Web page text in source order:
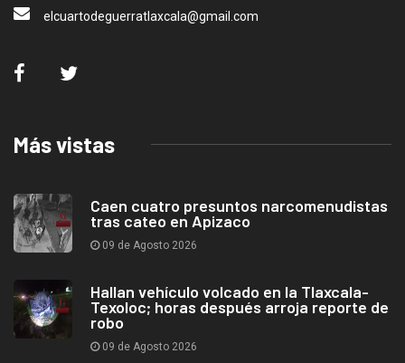
elcuartodeguerratlaxcala@gmail.com
Más vistas
Caen cuatro presuntos narcomenudistas
tras cateo en Apizaco
09 de Agosto 2026
Hallan vehículo volcado en la Tlaxcala-
Texoloc; horas después arroja reporte de
robo
09 de Agosto 2026